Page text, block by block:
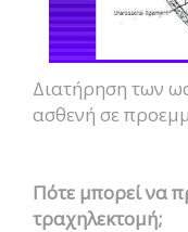
Διατήρηση των
ασθενή σε
Πότε μπορεί να
τραχηλεκτομή;